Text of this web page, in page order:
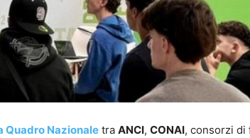
Quadro Nazionale tra ANCI, CONAI, consorzi di